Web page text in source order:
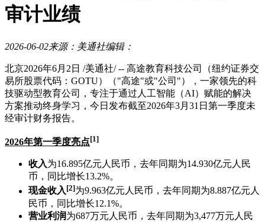
审计业绩
2026-06-02来源：美通社编辑：
北京2026年6月2日 /美通社/ -- 高途教育科技公司（纽约证券交
易所股票代码：GOTU）（"高途"或"公司"），一家领先的科
技驱动型教育公司，专注于通过人工智能（AI）赋能的解决
方案推动终身学习，今日发布截至2026年3月31日第一季度未
经审计财务报告。
2026年第一季度亮点[1]
收入为16.895亿元人民币，去年同期为14.930亿元人民
币，同比增长13.2%。
现金收入[2]为9.963亿元人民币，去年同期为8.887亿元人
民币，同比增长12.1%。
营业利润为687万元人民币，去年同期为3,477万元人民